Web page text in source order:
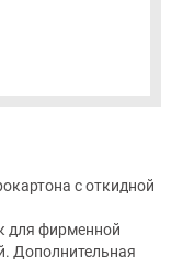
с откидной
для фирменной
Дополнительная